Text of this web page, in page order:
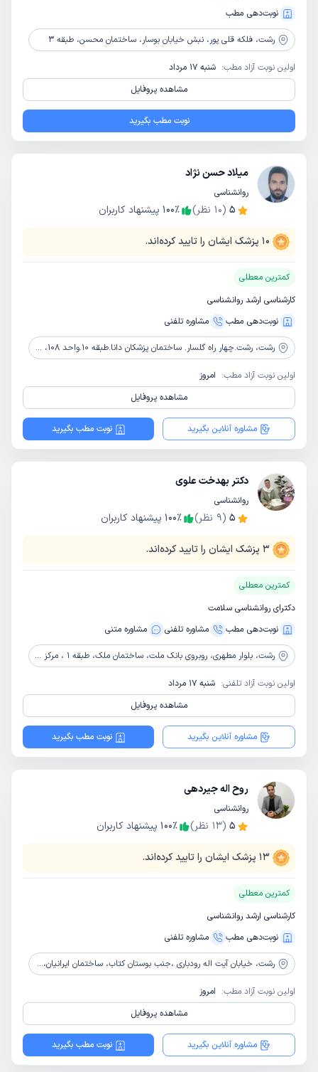
نوبت‌دهی مطب
رشت، فلکه قلی پور، نبش خیابان بوسار، ساختمان محسن، طبقه 3
اولین نوبت آزاد مطب: شنبه 17 مرداد
مشاهده پروفایل
نوبت مطب بگیرید
میلاد حسن نژاد
روانشناسی
5
(
10 نظر) 100٪ پیشنهاد کاربران
10 پزشک ایشان را تایید کرده‌اند.
کمترین معطلی
کارشناسی ارشد روانشناسی
نوبت‌دهی مطب
مشاوره‌ تلفنی
رشت، رشت.چهار راه گلسار‌. ساختمان پزشکان دانا.طبقه 10.واحد 108، کلینیک مشاوره و خدمات روانشناختی جویا
اولین نوبت آزاد مطب: امروز
مشاهده پروفایل
مشاوره آنلاین بگیرید نوبت مطب بگیرید
دکتر بهدخت علوی
روانشناسی
5
(
9 نظر) 100٪ پیشنهاد کاربران
3 پزشک ایشان را تایید کرده‌اند.
کمترین معطلی
دکترای روانشناسی سلامت
نوبت‌دهی مطب
مشاوره‌ تلفنی مشاوره‌ متنی
رشت، بلوار مطهری، روبروی بانک ملت، ساختمان ملک، طبقه 1 ، مرکز دکتر بهدخت علوی
اولین نوبت آزاد تلفنی: شنبه 17 مرداد
مشاهده پروفایل
مشاوره آنلاین بگیرید نوبت مطب بگیرید
روح اله جیردهی
روانشناسی
5
(
13 نظر) 100٪ پیشنهاد کاربران
13 پزشک ایشان را تایید کرده‌اند.
کمترین معطلی
کارشناسی ارشد روانشناسی
نوبت‌دهی مطب
مشاوره‌ تلفنی
رشت، خیابان آیت اله رودباری ،جنب بوستان کتاب، ساختمان ایرانیان، طبقه سوم واحد5
اولین نوبت آزاد مطب: امروز
مشاهده پروفایل
مشاوره آنلاین بگیرید نوبت مطب بگیرید